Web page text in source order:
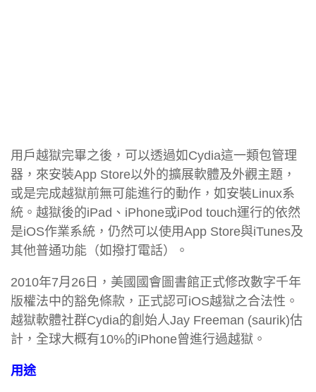
用戶越獄完畢之後，可以透過如Cydia這一類包管理
器，來安裝App Store以外的擴展軟體及外觀主題，
或是完成越獄前無可能進行的動作，如安裝Linux系
統。越獄後的iPad、iPhone或iPod touch運行的依然
是iOS作業系統，仍然可以使用App Store與iTunes及
其他普通功能（如撥打電話）。
2010年7月26日，美國國會圖書館正式修改數字千年
版權法中的豁免條款，正式認可iOS越獄之合法性。
越獄軟體社群Cydia的創始人Jay Freeman (saurik)估
計，全球大概有10%的iPhone曾進行過越獄。
用途